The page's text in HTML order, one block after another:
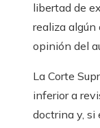
libertad de
realiza
opinión del
La Corte
inferior a
doctrina y, si